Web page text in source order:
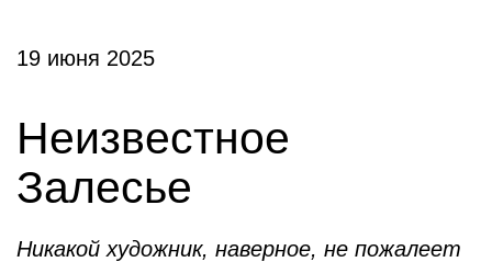
19 июня 2025
Неизвестное
Залесье
Никакой художник, наверное, не пожалеет